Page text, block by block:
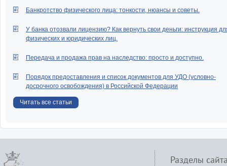
Банкротство физического лица: тонкости, нюансы и советы.
У банка отозвали лицензию? Как вернуть свои деньги: инструкция
физических и юридических лиц.
Передача и продажа прав на наследство: просто и доступно.
Порядок предоставления и список документов для УДО (условно-
досрочного освобождения) в Российской Федерации
Читать все статьи
Разделы